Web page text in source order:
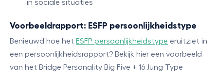
in sociale situaties
Voorbeeldrapport: ESFP persoonlijkheidstype
Benieuwd hoe het ESFP persoonlijkheidstype eruitziet in
een persoonlijkheidsrapport? Bekijk hier een voorbeeld
van het Bridge Personality Big Five + 16 Jung Type